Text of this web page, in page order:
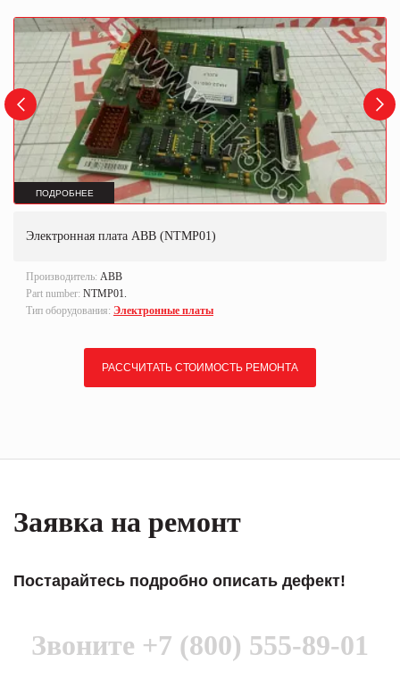
ПОДРОБНЕЕ
Электронная плата ABB (NTMP01)
Производитель: ABB
Part number: NTMP01.
Тип оборудования: Электронные платы
РАССЧИТАТЬ СТОИМОСТЬ РЕМОНТА
Заявка на ремонт
Постарайтесь подробно описать дефект!
Звоните +7 (800) 555-89-01